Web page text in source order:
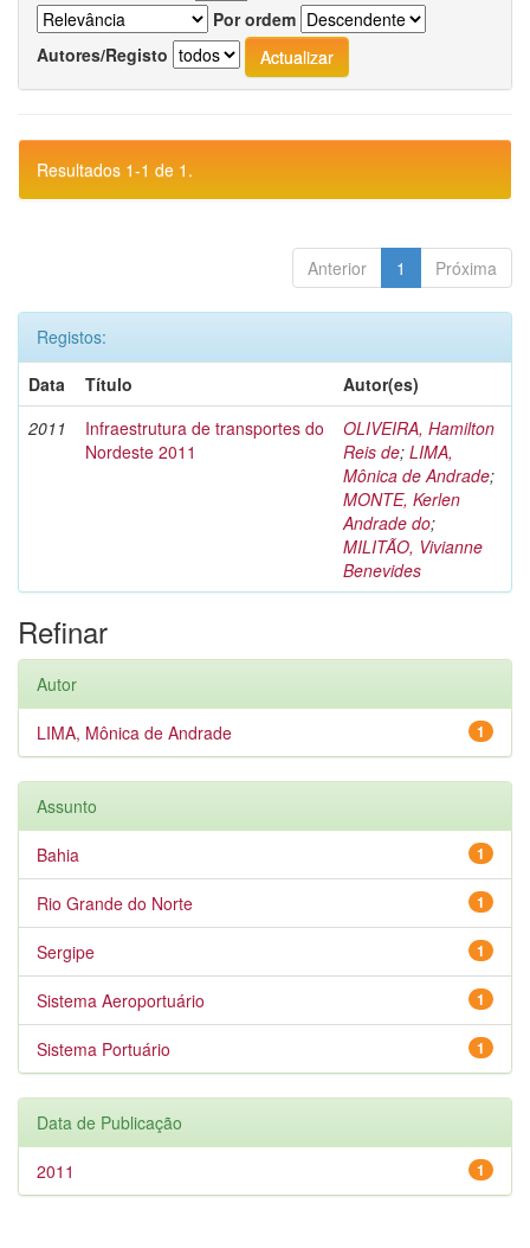
Por ordem
Autores/Registo
Resultados 1-1 de 1.
Anterior 1 Próxima
Registos:
Data
Título
Autor(es)
2011
Infraestrutura de transportes do
Nordeste 2011
OLIVEIRA, Hamilton
Reis de; LIMA,
Mônica de Andrade;
MONTE, Kerlen
Andrade do;
MILITÃO, Vivianne
Benevides
Refinar
Autor
1
LIMA, Mônica de Andrade
Assunto
1
Bahia
1
Rio Grande do Norte
1
Sergipe
1
Sistema Aeroportuário
1
Sistema Portuário
Data de Publicação
1
2011